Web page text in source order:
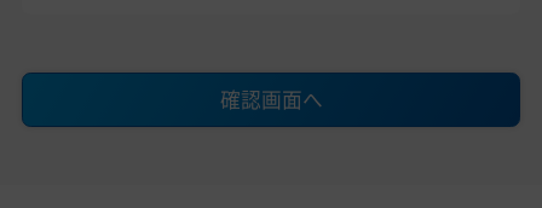
確認画面へ